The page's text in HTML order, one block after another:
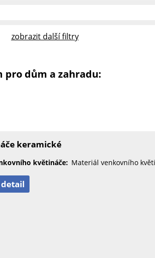
zobrazit další filtry
pro dům a zahradu:
keramické
květináče: Materiál venkovního